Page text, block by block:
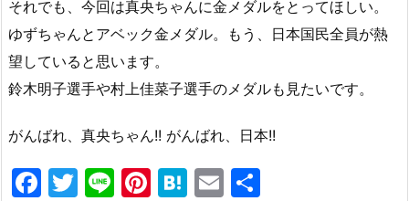
それでも、今回は真央ちゃんに金メダルをとってほしい。
ゆずちゃんとアベック金メダル。もう、日本国民全員が熱
望していると思います。
鈴木明子選手や村上佳菜子選手のメダルも見たいです。
がんばれ、真央ちゃん!! がんばれ、日本!!
F
T
Li Pi H
E